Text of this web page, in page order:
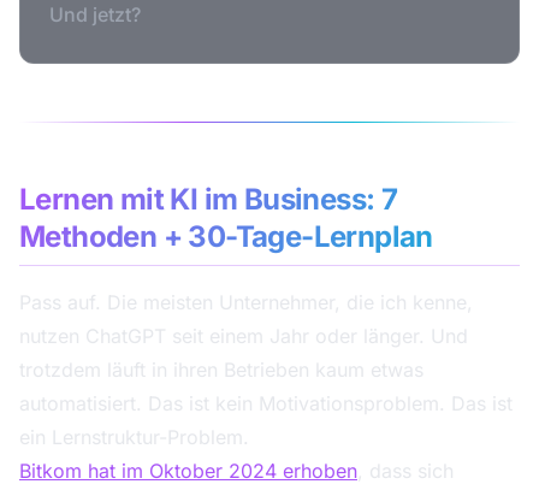
Und jetzt?
Lernen mit KI im Business: 7
Methoden + 30-Tage-Lernplan
Pass auf. Die meisten Unternehmer, die ich kenne,
nutzen ChatGPT seit einem Jahr oder länger. Und
trotzdem läuft in ihren Betrieben kaum etwas
automatisiert. Das ist kein Motivationsproblem. Das ist
ein Lernstruktur-Problem.
Bitkom hat im Oktober 2024 erhoben , dass sich